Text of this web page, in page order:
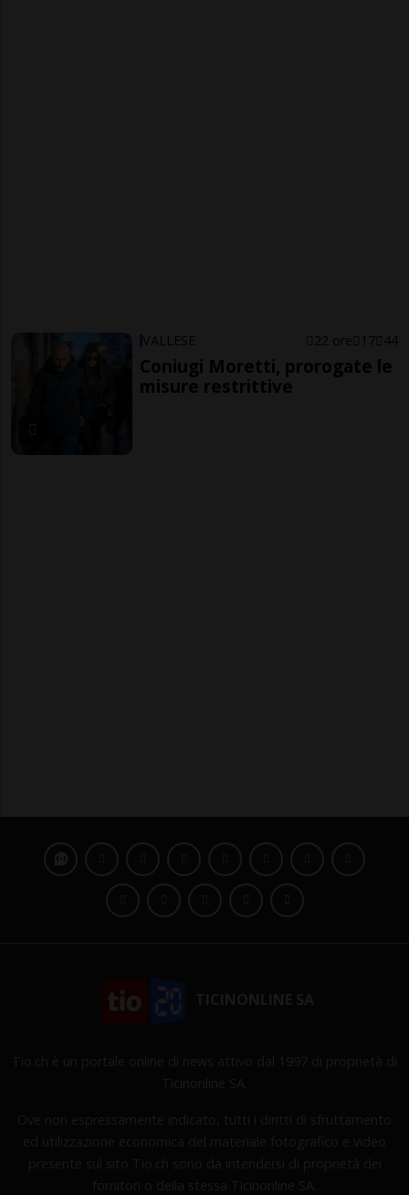
VALLESE 22 ore 17 44
Coniugi Moretti, prorogate le
misure restrittive